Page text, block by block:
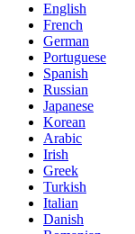
English
French
German
Portuguese
Spanish
Russian
Japanese
Korean
Arabic
Irish
Greek
Turkish
Italian
Danish